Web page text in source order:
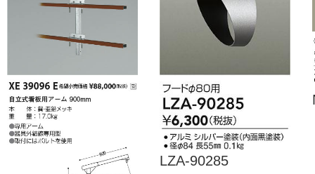
LZA-90285